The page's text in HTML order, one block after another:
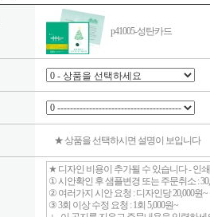
p41005-성탄카드
★ 상품을 선택하시면 설명이 보입니다